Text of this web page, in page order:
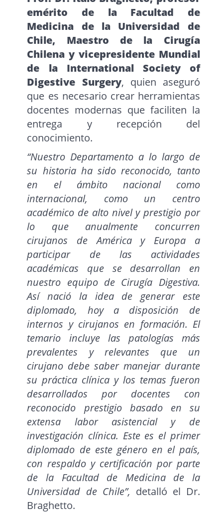
emérito de la Facultad de
Medicina de la Universidad de
Chile, Maestro de la Cirugía
Chilena y vicepresidente Mundial
de la International Society of
Digestive Surgery, quien aseguró
que es necesario crear herramientas
docentes modernas que faciliten la
entrega y recepción del
conocimiento.
“Nuestro Departamento a lo largo de
su historia ha sido reconocido, tanto
en el ámbito nacional como
internacional, como un centro
académico de alto nivel y prestigio por
lo que anualmente concurren
cirujanos de América y Europa a
participar de las actividades
académicas que se desarrollan en
nuestro equipo de Cirugía Digestiva.
Así nació la idea de generar este
diplomado, hoy a disposición de
internos y cirujanos en formación. El
temario incluye las patologías más
prevalentes y relevantes que un
cirujano debe saber manejar durante
su práctica clínica y los temas fueron
desarrollados por docentes con
reconocido prestigio basado en su
extensa labor asistencial y de
investigación clínica. Este es el primer
diplomado de este género en el país,
con respaldo y certificación por parte
de la Facultad de Medicina de la
Universidad de Chile”, detalló el Dr.
Braghetto.